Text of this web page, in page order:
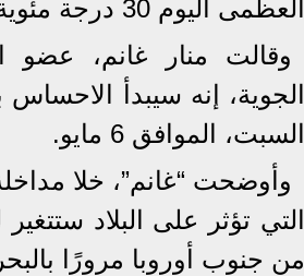
العظمى اليوم 30 درجة مئوية.
وقالت منار غانم، عضو
الجوية، إنه سيبدأ
السبت، الموافق 6 مايو.
وأوضحت “غانم”، خلا مداخلة
التي تؤثر على البلاد
من جنوب أوروبا مرورًا